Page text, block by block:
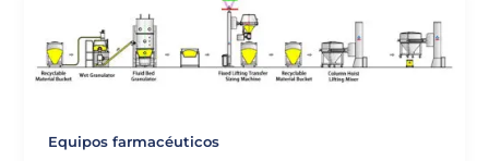
Equipos farmacéuticos